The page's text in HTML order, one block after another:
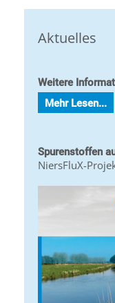
Aktuelles
Weitere
Mehr Lesen...
Spurenstoffen
NiersFluX-